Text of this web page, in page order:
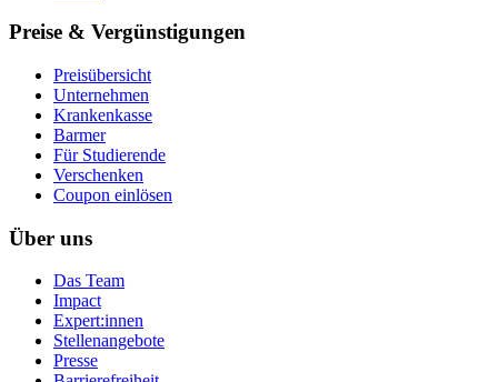
Preise & Vergünstigungen
Preisübersicht
Unternehmen
Krankenkasse
Barmer
Für Studierende
Ver­schen­ken
Coupon einlösen
Über uns
Das Team
Impact
Expert:innen
Stellenangebote
Presse